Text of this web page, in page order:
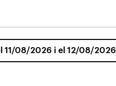
11/08/2026 i el 12/08/2026